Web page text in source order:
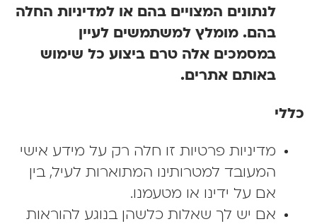
לנתונים המצויים בהם או למדיניות החלה
בהם. מומלץ למשתמשים לעיין
במסמכים אלה טרם ביצוע כל שימוש
באותם אתרים.
מדיניות פרטיות זו חלה רק על מידע אישי
המעובד למטרותינו המתוארות לעיל, בין
אם על ידינו או מטעמנו.
אם יש לך שאלות כלשהן בנוגע להוראות